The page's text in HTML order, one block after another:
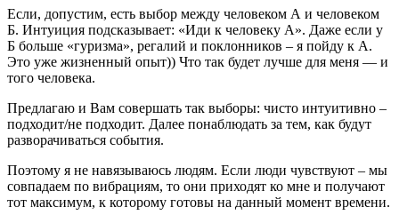
Если, допустим, есть выбор между человеком А и человеком
Б. Интуиция подсказывает: «Иди к человеку А». Даже если у
Б больше «гуризма», регалий и поклонников – я пойду к А.
Это уже жизненный опыт)) Что так будет лучше для меня — и
того человека.
Предлагаю и Вам совершать так выборы: чисто интуитивно –
подходит/не подходит. Далее понаблюдать за тем, как будут
разворачиваться события.
Поэтому я не навязываюсь людям. Если люди чувствуют – мы
совпадаем по вибрациям, то они приходят ко мне и получают
тот максимум, к которому готовы на данный момент времени.